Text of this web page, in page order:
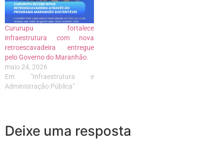
Cururupu fortalece
infraestrutura com nova
retroescavadeira entregue
pelo Governo do Maranhão.
maio 24, 2026
Em "Infraestrutura e
Administração Pública"
Deixe uma resposta